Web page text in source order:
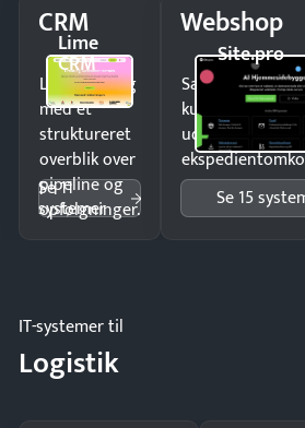
CRM
Lime
CRM
Luk flere salg
med et
struktureret
overblik over
pipeline og
opfølgninger.
Se 11
systemer
Webshop
Site.pro
Sælg produkter
kunder i hele
uden
Se 15
IT-systemer til
Logistik